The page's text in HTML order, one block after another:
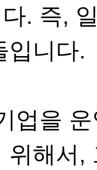
. 즉,
입니다.
업을
위해서 ,